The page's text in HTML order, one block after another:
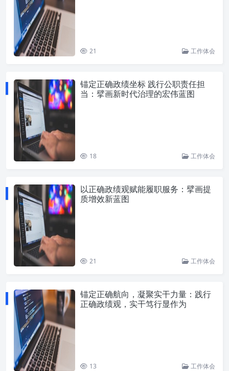
21 工作体会
锚定正确政绩坐标 践行公职责任担
当：擘画新时代治理的宏伟蓝图
18 工作体会
以正确政绩观赋能履职服务：擘画提
质增效新蓝图
21 工作体会
锚定正确航向，凝聚实干力量：践行
正确政绩观，实干笃行显作为
13 工作体会